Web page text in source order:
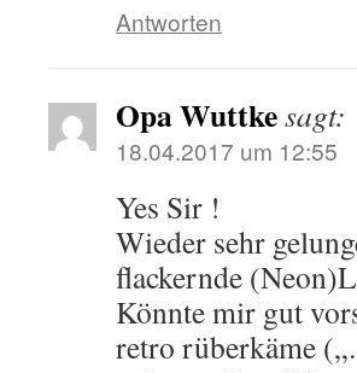
Antworten
Opa Wuttkesagt:
18.04.2017 um 12:55
Yes Sir !
Wieder sehr
flackernde
Könnte mir gut
retro rüberkäme